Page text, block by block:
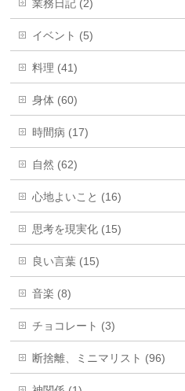
業務日記 (2)
イベント (5)
料理 (41)
身体 (60)
時間病 (17)
自然 (62)
心地よいこと (16)
思考を現実化 (15)
良い言葉 (15)
音楽 (8)
チョコレート (3)
断捨離、ミニマリスト (96)